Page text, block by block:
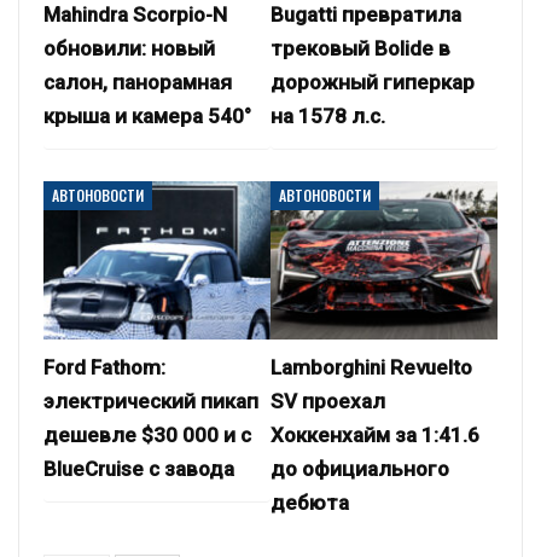
Mahindra Scorpio-N
обновили: новый
салон, панорамная
крыша и камера 540°
Bugatti превратила
трековый Bolide в
дорожный гиперкар
на 1578 л.с.
АВТОНОВОСТИ
Ford Fathom:
электрический пикап
дешевле $30 000 и с
BlueCruise с завода
АВТОНОВОСТИ
Lamborghini Revuelto
SV проехал
Хоккенхайм за 1:41.6
до официального
дебюта